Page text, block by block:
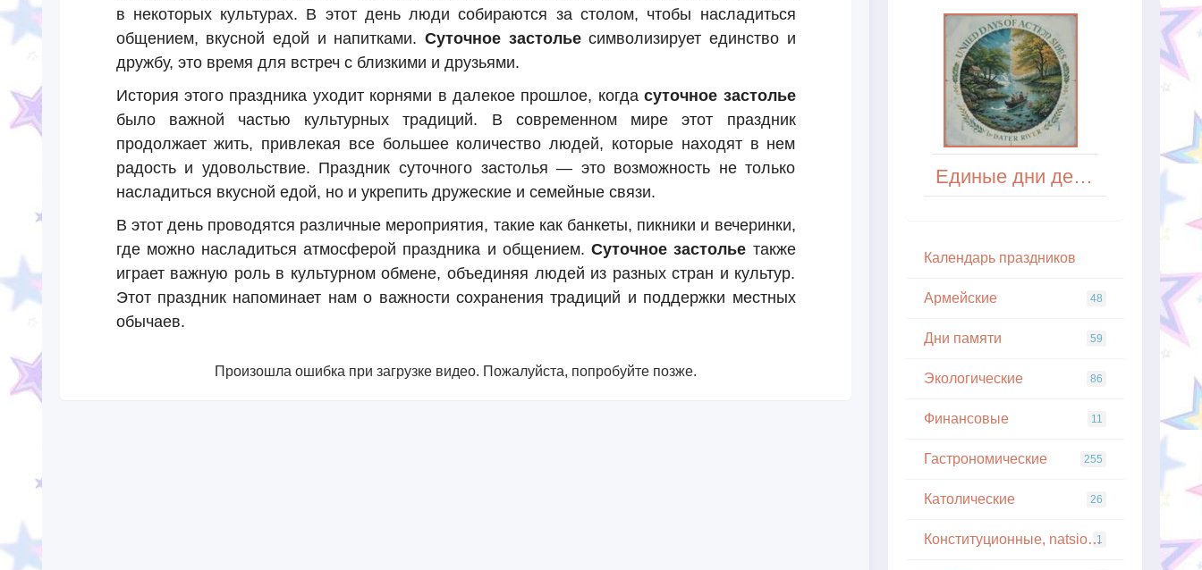
в некоторых культурах. В этот день люди собираются за столом, чтобы насладиться
общением, вкусной едой и напитками. Суточное застольесимволизирует единство и
дружбу, это время для встреч с близкими и друзьями.
История этого праздника уходит корнями в далекое прошлое, когдасуточное застолье
было важной частью культурных традиций. В современном мире этот праздник
продолжает жить, привлекая все большее количество людей, которые находят в нем
радость и удовольствие. Праздник суточного застолья — это возможность не только
насладиться вкусной едой, но и укрепить дружеские и семейные связи.
В этот день проводятся различные мероприятия, такие как банкеты, пикники и вечеринки,
где можно насладиться атмосферой праздника и общением.Суточное застолье также
играет важную роль в культурном обмене, объединяя людей из разных стран и культур.
Этот праздник напоминает нам о важности сохранения традиций и поддержки местных
обычаев.
Произошла ошибка при загрузке видео. Пожалуйста, попробуйте позже.
Единые дни действий в защиту малых рек и водоемов
Кaлeндapь пpaздникoв
Армейские 48
Дни памяти 59
Экологические 86
Финансовые 11
Гастрономические 255
Католические 26
Конституционные, natsionalnye
1